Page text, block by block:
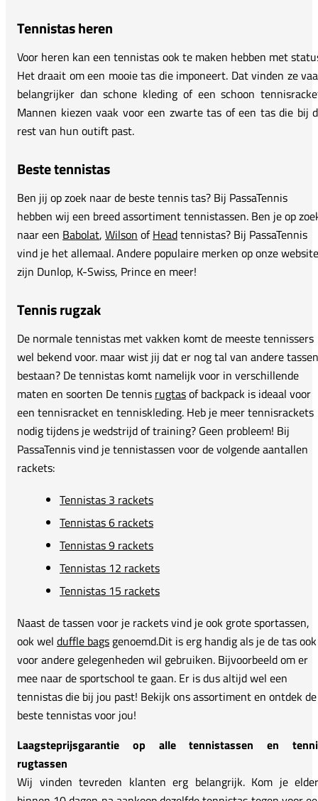
Tennistas heren
Voor heren kan een tennistas ook te maken hebben met
Het draait om een mooie tas die imponeert. Dat vinden ze
belangrijker dan schone kleding of een schoon
Mannen kiezen vaak voor een zwarte tas of een tas die bij
rest van hun outift past.
Beste tennistas
Ben jij op zoek naar de beste tennis tas? Bij PassaTennis
hebben wij een breed assortiment tennistassen. Ben je op
naar een Babolat, Wilson ofHeadtennistas? Bij PassaTennis
vind je het allemaal. Andere populaire merken op onze website
zijn Dunlop, K-Swiss, Prince en meer!
Tennis rugzak
De normale tennistas met vakken komt de meeste tennissers
wel bekend voor. maar wist jij dat er nog tal van andere tassen
bestaan? De tennistas komt namelijk voor in verschillende
maten en soorten De tennis rugtasof backpack is ideaal voor
een tennisracket en tenniskleding. Heb je meer tennisrackets
nodig tijdens je wedstrijd of training? Geen probleem! Bij
PassaTennis vind je tennistassen voor de volgende aantallen
rackets:
Tennistas 3 rackets
Tennistas 6 rackets
Tennistas 9 rackets
Tennistas 12 rackets
Tennistas 15 rackets
Naast de tassen voor je rackets vind je ook grote sportassen,
ook wel duffle bags genoemd.Dit is erg handig als je de tas ook
voor andere gelegenheden wil gebruiken. Bijvoorbeeld om er
mee naar de sportschool te gaan. Er is dus altijd wel een
tennistas die bij jou past! Bekijk ons assortiment en ontdek de
beste tennistas voor jou!
Laagsteprijsgarantie op alle tennistassen en
rugtassen
Wij vinden tevreden klanten erg belangrijk. Kom je